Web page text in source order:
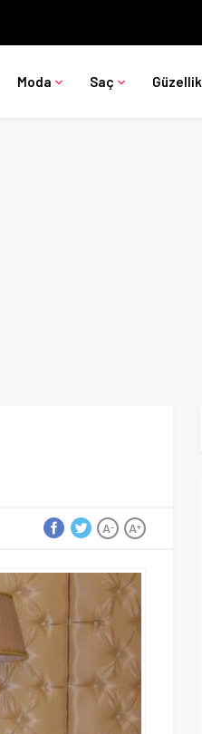
Moda Saç Güzellik
A+
A-